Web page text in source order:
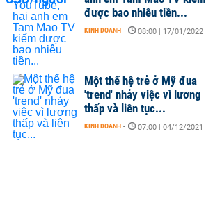
được bao nhiêu tiền...
KINH DOANH - 08:00 | 17/01/2022
Một thế hệ trẻ ở Mỹ đua
'trend' nhảy việc vì lương
thấp và liên tục...
KINH DOANH - 07:00 | 04/12/2021